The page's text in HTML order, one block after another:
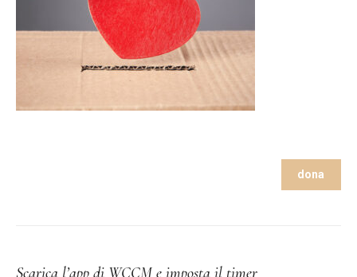
dona
Scarica l’app di WCCM e imposta il timer